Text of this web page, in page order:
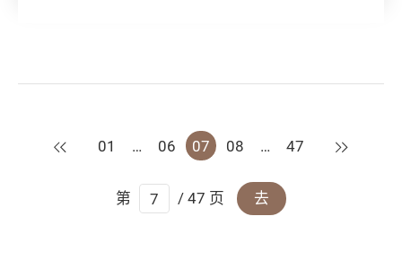
上一页
01 … 06 07 08 … 47 下一页
第 / 47 页 去